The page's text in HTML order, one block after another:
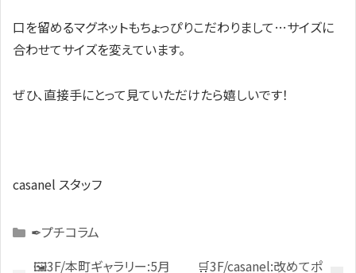
口を留めるマグネットもちょっぴりこだわりまして…サイズに
合わせてサイズを変えています。
ぜひ、直接手にとって見ていただけたら嬉しいです！
casanel スタッフ
Categories
✒プチコラム
🖼️3F/本町ギャラリー:5月
🛒3F/casanel:改めてポ